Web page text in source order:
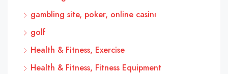
gambling site, poker, online casinı
golf
Health & Fitness, Exercise
Health & Fitness, Fitness Equipment